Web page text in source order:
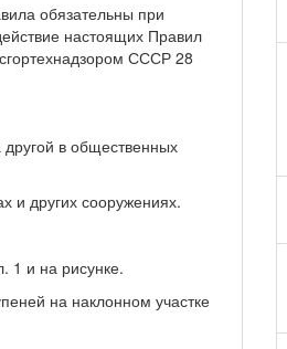
обязательны при
настоящих Правил
СССР 28
в общественных
и других сооружениях.
1 и на рисунке.
на наклонном участке